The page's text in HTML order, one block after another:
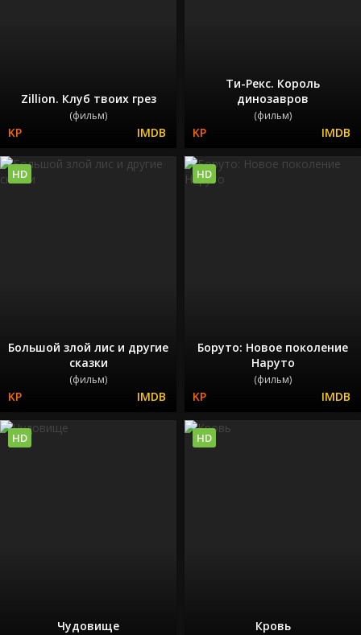
Zillion. Клуб твоих грез
(фильм)
Ти-Рекс. Король
динозавров
(фильм)
Большой злой лис и другие
сказки
(фильм)
HD
Боруто: Новое поколение
Наруто
(фильм)
HD
Чудовище
HD
Кровь
HD